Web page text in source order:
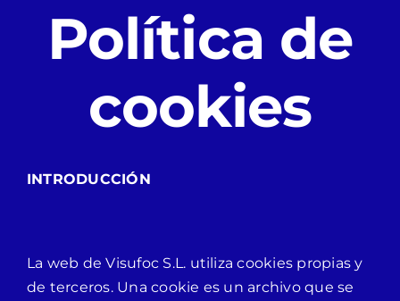
InicioPolítica de
cookies
INTRODUCCIÓN
La web de Visufoc S.L. utiliza cookies propias y
de terceros. Una cookie es un archivo que se